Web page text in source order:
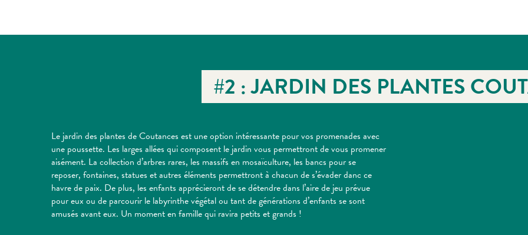
#2 : JARDIN DES PLANTES
Le jardin des plantes de Coutances est une option intéressante pour vos promenades avec
une poussette. Les larges allées qui composent le jardin vous permettront de vous promener
aisément. La collection d’arbres rares, les massifs en mosaïculture, les bancs pour se
reposer, fontaines, statues et autres éléments permettront à chacun de s’évader danc ce
havre de paix. De plus, les enfants apprécieront de se détendre dans l’aire de jeu prévue
pour eux ou de parcourir le labyrinthe végétal ou tant de générations d’enfants se sont
amusés avant eux. Un moment en famille qui ravira petits et grands !